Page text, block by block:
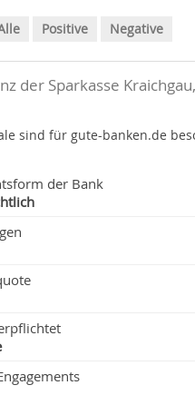
Positive Negative
der Sparkasse
sind für gute-banken.de
der Bank